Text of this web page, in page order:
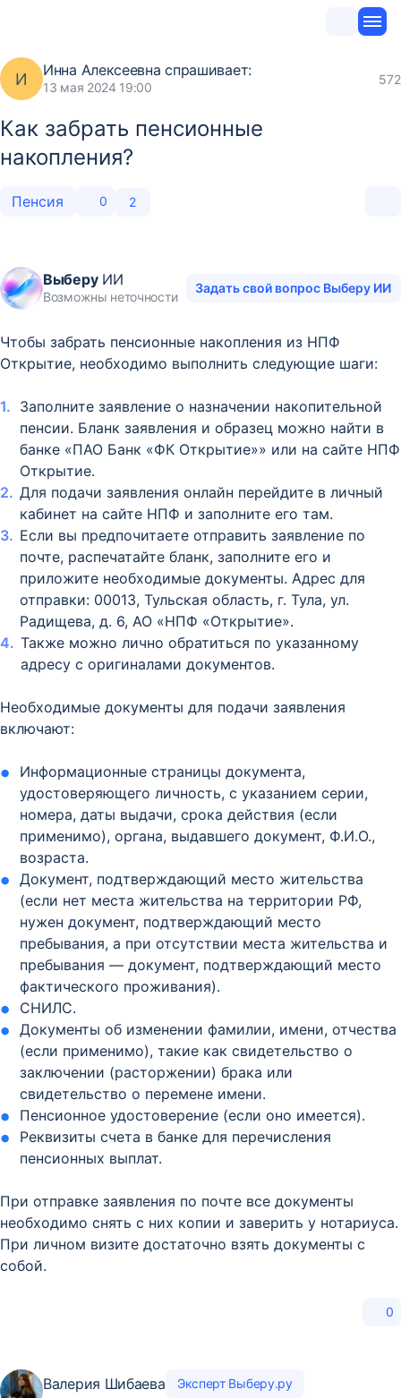
И Инна Алексеевнаспрашивает:
13 мая 2024 19:00
572
Как забрать пенсионные
накопления?
Пенсия 0 2
ВыберуИИ
Возможны неточности
Задать свой вопрос Выберу ИИ
Чтобы забрать пенсионные накопления из НПФ
Открытие, необходимо выполнить следующие шаги:
Заполните заявление о назначении накопительной
пенсии. Бланк заявления и образец можно найти в
банке «ПАО Банк «ФК Открытие»» или на сайте НПФ
Открытие.
Для подачи заявления онлайн перейдите в личный
кабинет на сайте НПФ и заполните его там.
Если вы предпочитаете отправить заявление по
почте, распечатайте бланк, заполните его и
приложите необходимые документы. Адрес для
отправки: 00013, Тульская область, г. Тула, ул.
Радищева, д. 6, АО «НПФ «Открытие».
Также можно лично обратиться по указанному
адресу с оригиналами документов.
Необходимые документы для подачи заявления
включают:
Информационные страницы документа,
удостоверяющего личность, с указанием серии,
номера, даты выдачи, срока действия (если
применимо), органа, выдавшего документ, Ф.И.О.,
возраста.
Документ, подтверждающий место жительства
(если нет места жительства на территории РФ,
нужен документ, подтверждающий место
пребывания, а при отсутствии места жительства и
пребывания — документ, подтверждающий место
фактического проживания).
СНИЛС.
Документы об изменении фамилии, имени, отчества
(если применимо), такие как свидетельство о
заключении (расторжении) брака или
свидетельство о перемене имени.
Пенсионное удостоверение (если оно имеется).
Реквизиты счета в банке для перечисления
пенсионных выплат.
При отправке заявления по почте все документы
необходимо снять с них копии и заверить у нотариуса.
При личном визите достаточно взять документы с
собой.
0
Валерия Шибаева
Эксперт Выберу.ру